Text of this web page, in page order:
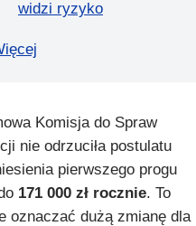
widzi ryzyko
Komisja do Spraw
nie odrzuciła postulatu
pierwszego progu
171 000 zł rocznie. To
oznaczać dużą zmianę dla